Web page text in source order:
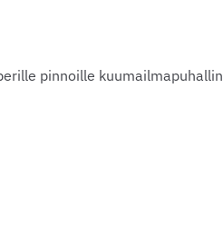
pinnoille kuumailmapuhallin